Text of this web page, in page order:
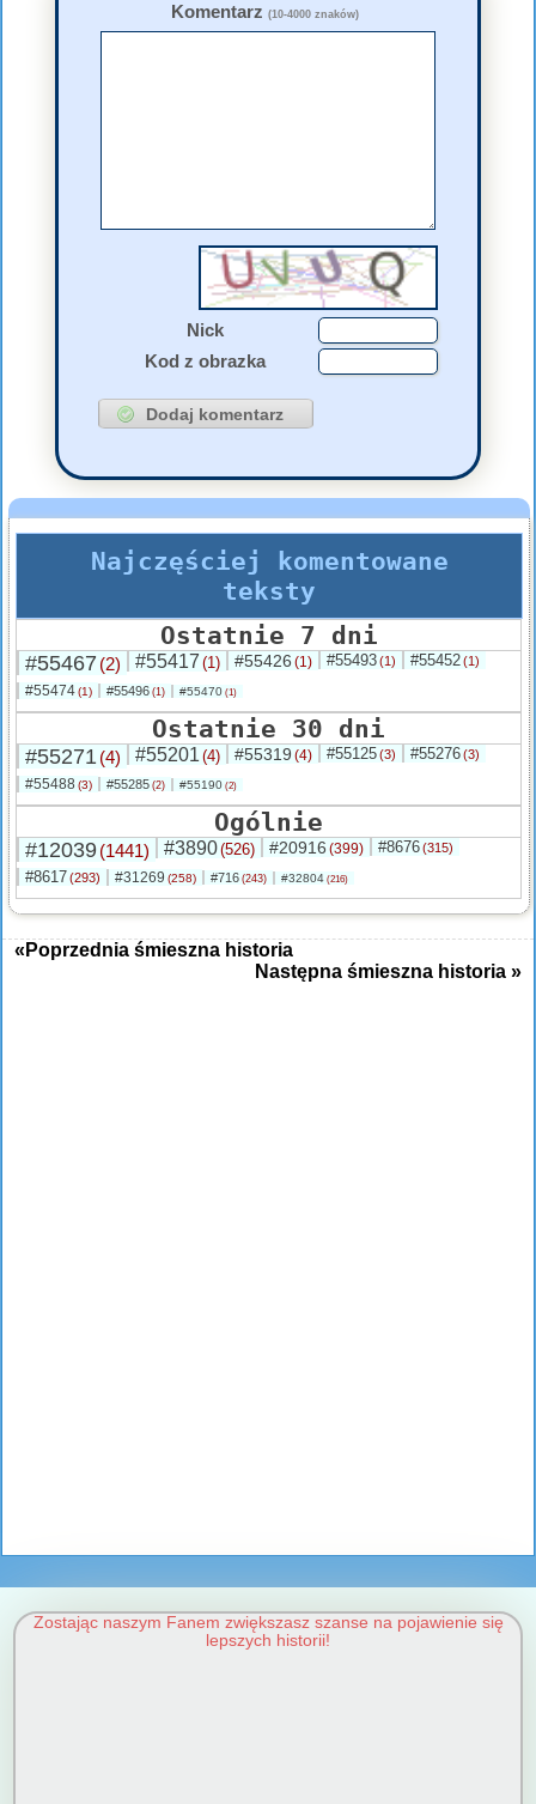
Komentarz (10-4000 znaków)
Nick
Kod z obrazka
Najczęściej komentowane
teksty
Ostatnie 7 dni
#55467 (2) #55417 (1) #55426 (1) #55493(1) #55452(1)
#55474(1) #55496 (1) #55470 (1)
Ostatnie 30 dni
#55271(4) #55201 (4) #55319 (4) #55125(3) #55276(3)
#55488 (3) #55285 (2) #55190 (2)
Ogólnie
#12039(1441) #3890(526) #20916 (399) #8676(315)
#8617(293) #31269 (258) #716 (243) #32804 (216)
«Poprzednia śmieszna historia
Następna śmieszna historia »
Zostając naszym Fanem zwiększasz szanse na pojawienie się
lepszych historii!